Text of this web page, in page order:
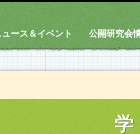
ース＆イベント 公開研究会